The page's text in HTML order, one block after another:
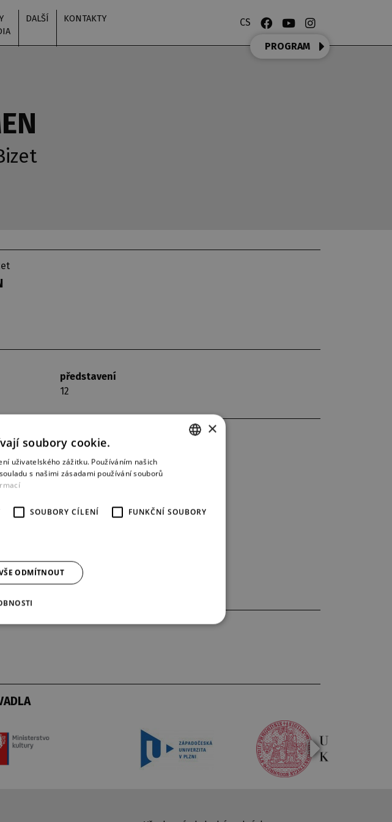
DALŠÍ KONTAKTY CS
PROGRAM
představení
12
×
soubory cookie.
uživatelského zážitku. Používáním našich
s našimi zásadami používání souborů
SOUBORY CÍLENÍ FUNKČNÍ SOUBORY
ODMÍTNOUT